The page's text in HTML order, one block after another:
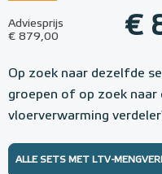
Adviesprijs
€ 879,00
€
Op zoek naar dezelfde
groepen of op zoek
vloerverwarming
ALLE SETS MET LTV-